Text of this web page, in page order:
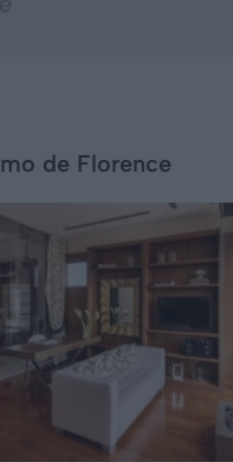
de Florence